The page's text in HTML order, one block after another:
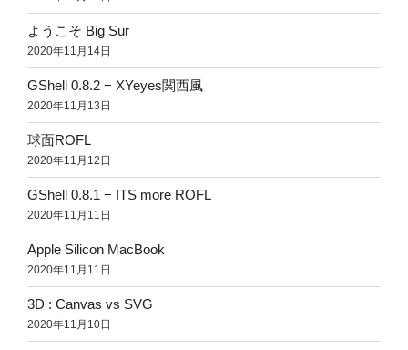
ようこそ Big Sur
2020年11月14日
GShell 0.8.2 − XYeyes関西風
2020年11月13日
球面ROFL
2020年11月12日
GShell 0.8.1 − ITS more ROFL
2020年11月11日
Apple Silicon MacBook
2020年11月11日
3D : Canvas vs SVG
2020年11月10日